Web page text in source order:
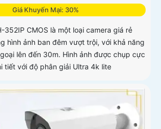
Giá Khuyến Mại: 30%
352IP CMOS là một loại camera giá rẻ
hình ảnh ban đêm vượt trội, với khả năng
lên đến 30m. Hình ảnh được chụp cực
tiết với độ phân giải Ultra 4k lite